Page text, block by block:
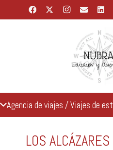
Agencia de viajes / Viajes de
LOS